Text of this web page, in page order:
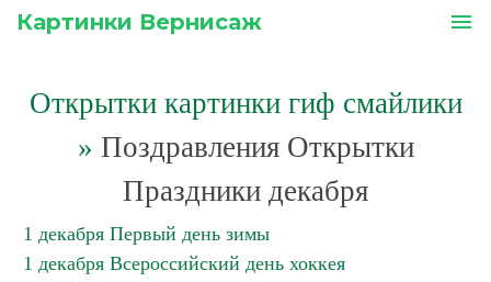
Картинки Вернисаж menu
Открытки картинки гиф смайлики
» Поздравления Открытки
Праздники декабря
1 декабря Первый день зимы
1 декабря Всероссийский день хоккея